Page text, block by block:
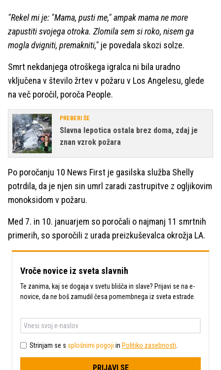
"Rekel mi je: "Mama, pusti me," ampak mama ne more
zapustiti svojega otroka. Zlomila sem si roko, nisem ga
mogla dvigniti, premakniti," je povedala skozi solze.
Smrt nekdanjega otroškega igralca ni bila uradno
vključena v število žrtev v požaru v Los Angelesu, glede
na več poročil, poroča People.
PREBERI ŠE
Slavna lepotica ostala brez doma, zdaj je
znan vzrok požara
Po poročanju 10 News First je gasilska služba Shelly
potrdila, da je njen sin umrl zaradi zastrupitve z ogljikovim
monoksidom v požaru.
Med 7. in 10. januarjem so poročali o najmanj 11 smrtnih
primerih, so sporočili z urada preizkuševalca okrožja LA.
Vroče novice iz sveta slavnih
Te zanima, kaj se dogaja v svetu blišča in slave? Prijavi se na e-
novice, da ne boš zamudil česa pomembnega iz sveta estrade.
Strinjam se s splošnimi pogoji in Politiko zasebnosti
PRIJAVI SE